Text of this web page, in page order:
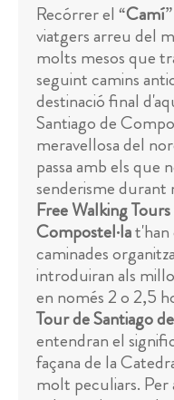
Recórrer el “Camí
viatgers arreu del
molts mesos que
seguint camins
destinació final
Santiago de
meravellosa del
passa amb els que
senderisme durant
Free Walking
Compostel·lat'han
caminades
introduiran als
en només 2 o 2,5
Tour de Santiago
entendran el
façana de la
molt peculiars.